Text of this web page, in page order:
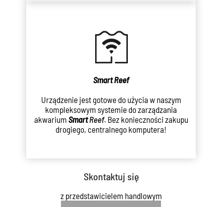
SmartReef
Urządzenie jest gotowe do użycia w naszym
kompleksowym systemie do zarządzania
akwarium Smart Reef. Bez konieczności zakupu
drogiego, centralnego komputera!
Skontaktuj się
z przedstawicielem handlowym